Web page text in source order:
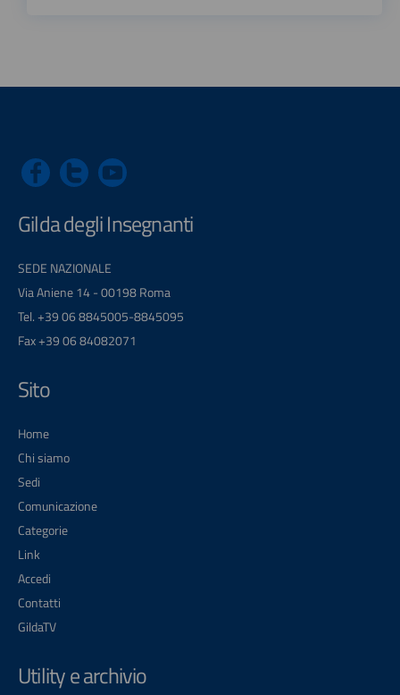
Gilda degli Insegnanti
SEDE NAZIONALE
Via Aniene 14 - 00198 Roma
Tel. +39 06 8845005-8845095
Fax +39 06 84082071
Sito
Home
Chi siamo
Sedi
Comunicazione
Categorie
Link
Accedi
Contatti
GildaTV
Utility e archivio